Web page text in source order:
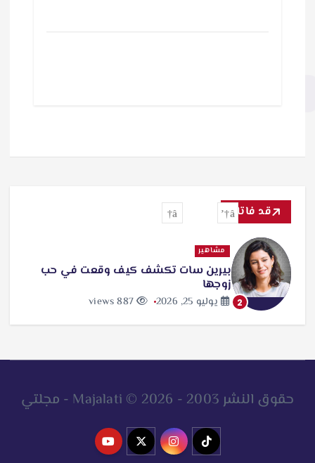
قد فاتك
2
مشاهير
بيرين سات تكشف كيف وقعت في حب
زوجها
يوليو 25, 2026 887 views
حقوق النشر 2003 - 2026 © Majalati - مجلتي